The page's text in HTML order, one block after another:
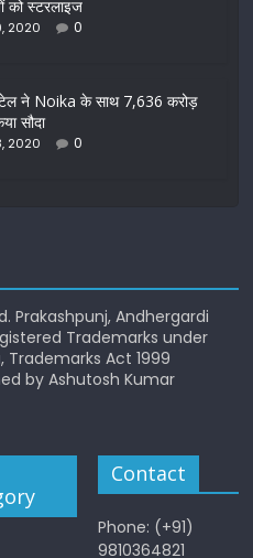
को स्टरलाइज
2020 0
ने Noika के साथ 7,636 करोड़
सौदा
2020 0
Prakashpunj, Andhergardi
Trademarks under
Act 1999
by Ashutosh Kumar
Contact
Phone: (+91)
9810364821